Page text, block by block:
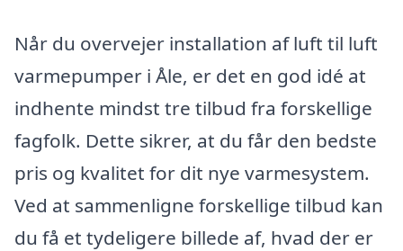
Når du overvejer installation af luft til luft
varmepumper i Åle, er det en god idé at
indhente mindst tre tilbud fra forskellige
fagfolk. Dette sikrer, at du får den bedste
pris og kvalitet for dit nye varmesystem.
Ved at sammenligne forskellige tilbud kan
du få et tydeligere billede af, hvad der er